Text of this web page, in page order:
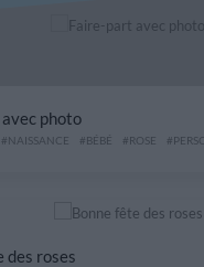
photo
#NAISSANCE #BÉBÉ #ROSE
des roses